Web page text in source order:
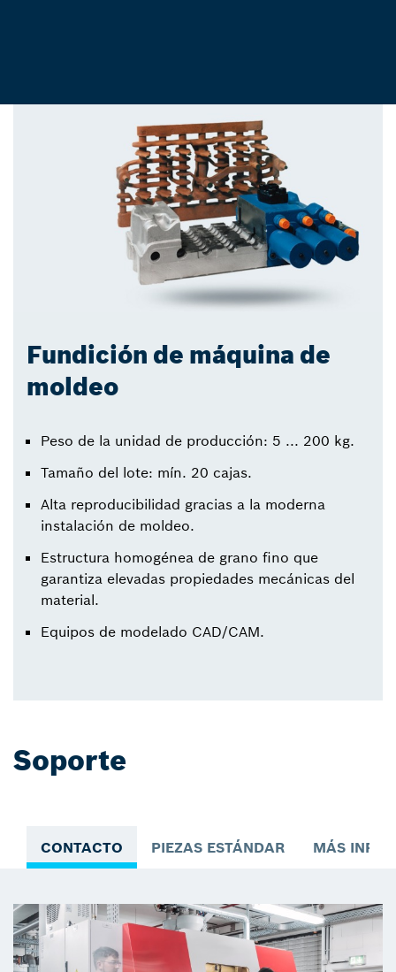
Fundición de máquina de
moldeo
Peso de la unidad de producción: 5 ... 200 kg.
Tamaño del lote: mín. 20 cajas.
Alta reproducibilidad gracias a la moderna
instalación de moldeo.
Estructura homogénea de grano fino que
garantiza elevadas propiedades mecánicas del
material.
Equipos de modelado CAD/CAM.
Soporte
CONTACTO PIEZAS ESTÁNDAR MÁS